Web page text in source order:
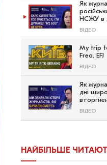
Як
НСЖУ в
ВІДЕО
My trip
Freo. EFJ
ВІДЕО
Як
дні
ВІДЕО
НАЙБІЛЬШЕ